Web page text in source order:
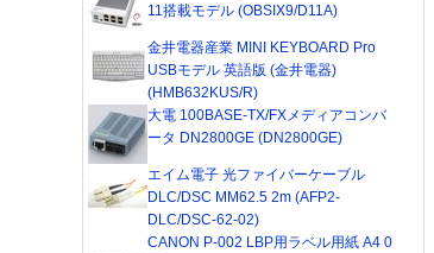
11搭載モデル (OBSIX9/D11A)
金井電器産業 MINI KEYBOARD Pro
USBモデル 英語版 (金井電器)
(HMB632KUS/R)
大電 100BASE-TX/FXメディアコンバ
ータ DN2800GE (DN2800GE)
エイム電子 光ファイバーケーブル
DLC/DSC MM62.5 2m (AFP2-
DLC/DSC-62-02)
CANON P-002 LBP用ラベル用紙 A4 0